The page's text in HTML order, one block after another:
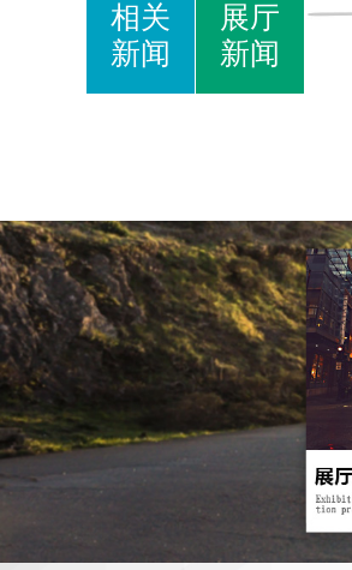
相关
新闻
展厅
新闻